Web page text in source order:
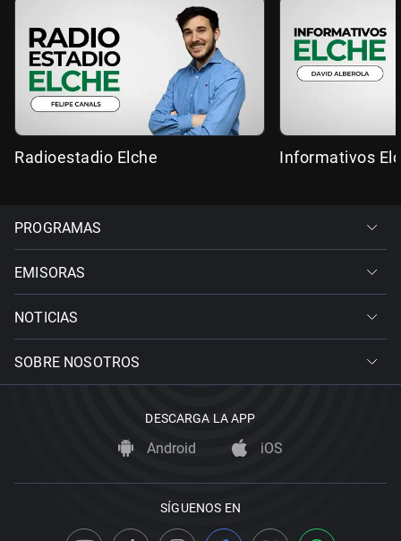
Radioestadio Elche Informativos
PROGRAMAS
EMISORAS
NOTICIAS
SOBRE NOSOTROS
DESCARGA LA APP
Android iOS
SÍGUENOS EN